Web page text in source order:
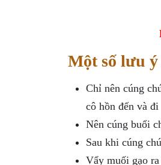
Một số lưu
Chỉ nên cúng
cô hồn đến và đi
Nên cúng buổi
Sau khi cúng
Vẩy muối gạo